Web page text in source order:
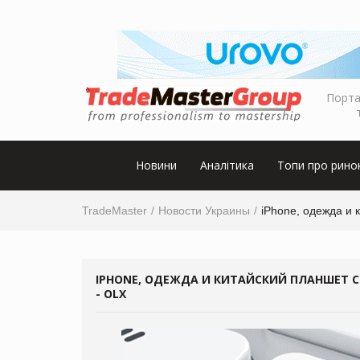
Новини Аналітика Топи про
TradeMaster Новости Украины iPhone, одежда и
IPHONE, ОДЕЖДА И КИТАЙСКИЙ
- OLX